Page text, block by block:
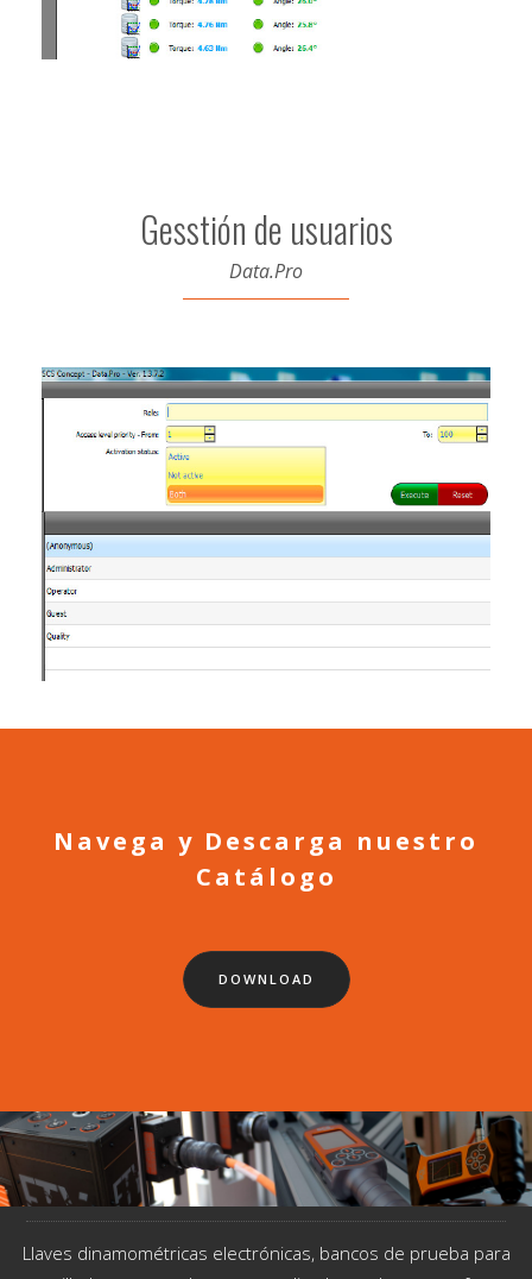
Gesstión de usuarios
Data.Pro
Navega y Descarga nuestro
Catálogo
DOWNLOAD
Llaves dinamométricas electrónicas, bancos de prueba para